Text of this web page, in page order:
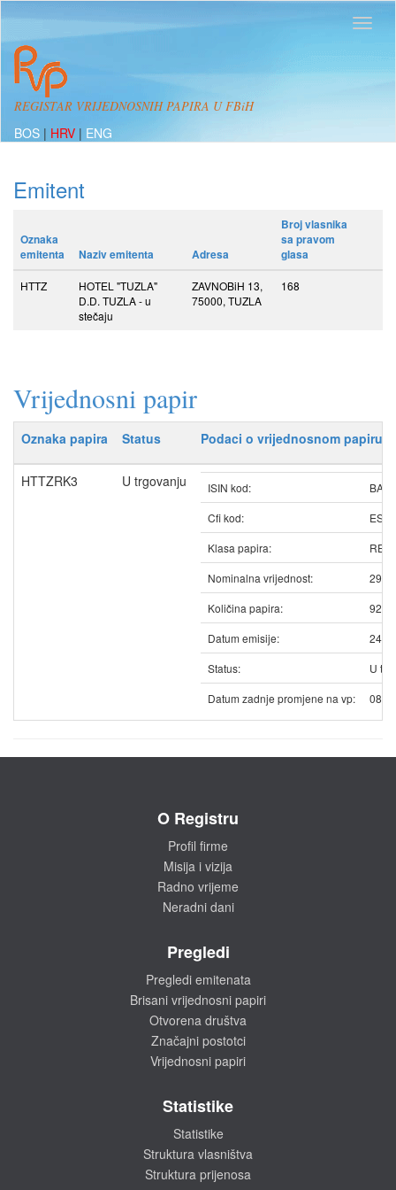
REGISTAR VRIJEDNOSNIH PAPIRA U FBiH
BOS | HRV | ENG
Emitent
Oznaka
emitenta
Naziv emitenta Adresa
Broj vlasnika
sa pravom
glasa
HTTZ
HOTEL "TUZLA"
D.D. TUZLA - u
stečaju
ZAVNOBiH 13,
75000, TUZLA
168
Vrijednosni papir
Oznaka papira Status Podaci o vrijednosnom papiru
HTTZRK3 U trgovanju ISIN kod:
Cfi kod:
Klasa papira:
Nominalna vrijednost:
29.00
Količina papira:
Datum emisije:
Status:
U
Datum zadnje promjene na vp:
O Registru
Profil firme
Misija i vizija
Radno vrijeme
Neradni dani
Pregledi
Pregledi emitenata
Brisani vrijednosni papiri
Otvorena društva
Značajni postotci
Vrijednosni papiri
Statistike
Statistike
Struktura vlasništva
Struktura prijenosa